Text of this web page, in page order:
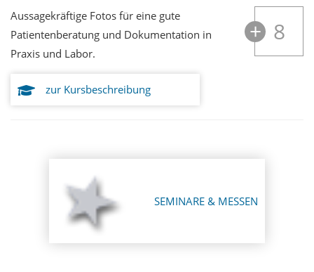
8
Aussagekräftige Fotos für eine gute
Patientenberatung und Dokumentation in
Praxis und Labor.
zur Kursbeschreibung
SEMINARE & MESSEN